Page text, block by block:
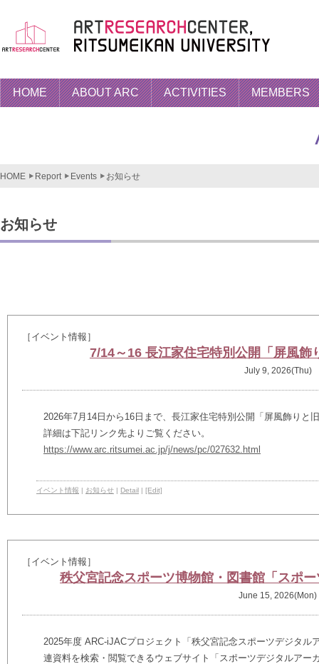
HOME ABOUT ARC ACTIVITIES MEMBERS
HOME Report Events お知らせ
お知らせ
［イベント情報］
7/14～16 長江家住宅特別公開「屏風飾
July 9, 2026(Thu)
2026年7月14日から16日まで、長江家住宅特別公開「屏風飾りと
詳細は下記リンク先よりご覧ください。
https://www.arc.ritsumei.ac.jp/j/news/pc/027632.html
イベント情報 | お知らせ | Detail | [Edit]
［イベント情報］
秩父宮記念スポーツ博物館・図書館「スポ
June 15, 2026(Mon)
2025年度 ARC-iJACプロジェクト「秩父宮記念スポーツデジタル
連資料を検索・閲覧できるウェブサイト「スポーツデジタルアー